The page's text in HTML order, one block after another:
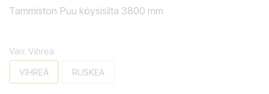
Tammiston Puu köysisilta 3800 mm
Väri: Vihreä
VIHREÄ RUSKEA